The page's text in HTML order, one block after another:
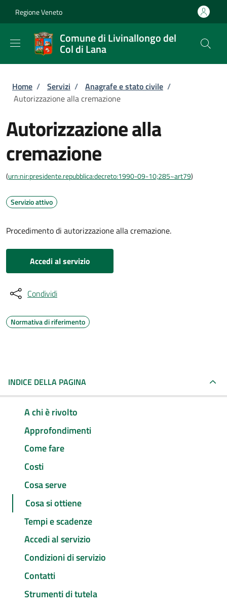
Regione Veneto
Comune di Livinallongo del
Col di Lana
Briciole di pane
Home / Servizi / Anagrafe e stato civile /
Autorizzazione alla cremazione
Autorizzazione alla
cremazione
(urn:nir:presidente.repubblica:decreto:1990-09-10;285~art79)
Servizio attivo
Procedimento di autorizzazione alla cremazione.
Accedi al servizio
Condividi
Normativa di riferimento
INDICE DELLA PAGINA
A chi è rivolto
Approfondimenti
Come fare
Costi
Cosa serve
Cosa si ottiene
Tempi e scadenze
Accedi al servizio
Condizioni di servizio
Contatti
Strumenti di tutela